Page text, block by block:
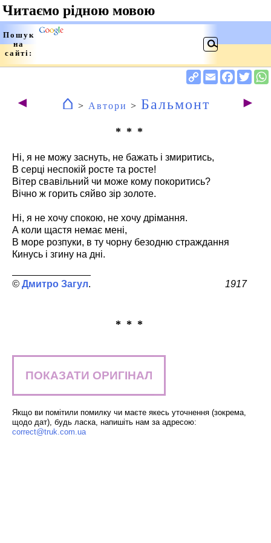
◄ ⌂ > Автори > Бальмонт ►
* * *
Ні, я не можу заснуть, не бажать і змиритись,
В серці неспокій росте та росте!
Вітер свавільний чи може кому покоритись?
Вічно ж горить сяйво зір золоте.
Ні, я не хочу спокою, не хочу дрімання.
А коли щастя немає мені,
В море розпуки, в ту чорну безодню страждання
Кинусь і згину на дні.
Дмитро Загул 1917
* * *
ПОКАЗАТИ ОРИГІНАЛ
Якщо ви помітили помилку чи маєте якесь уточнення (зокрема,
щодо дат), будь ласка, напишіть нам за адресою:
correct@truk.com.ua